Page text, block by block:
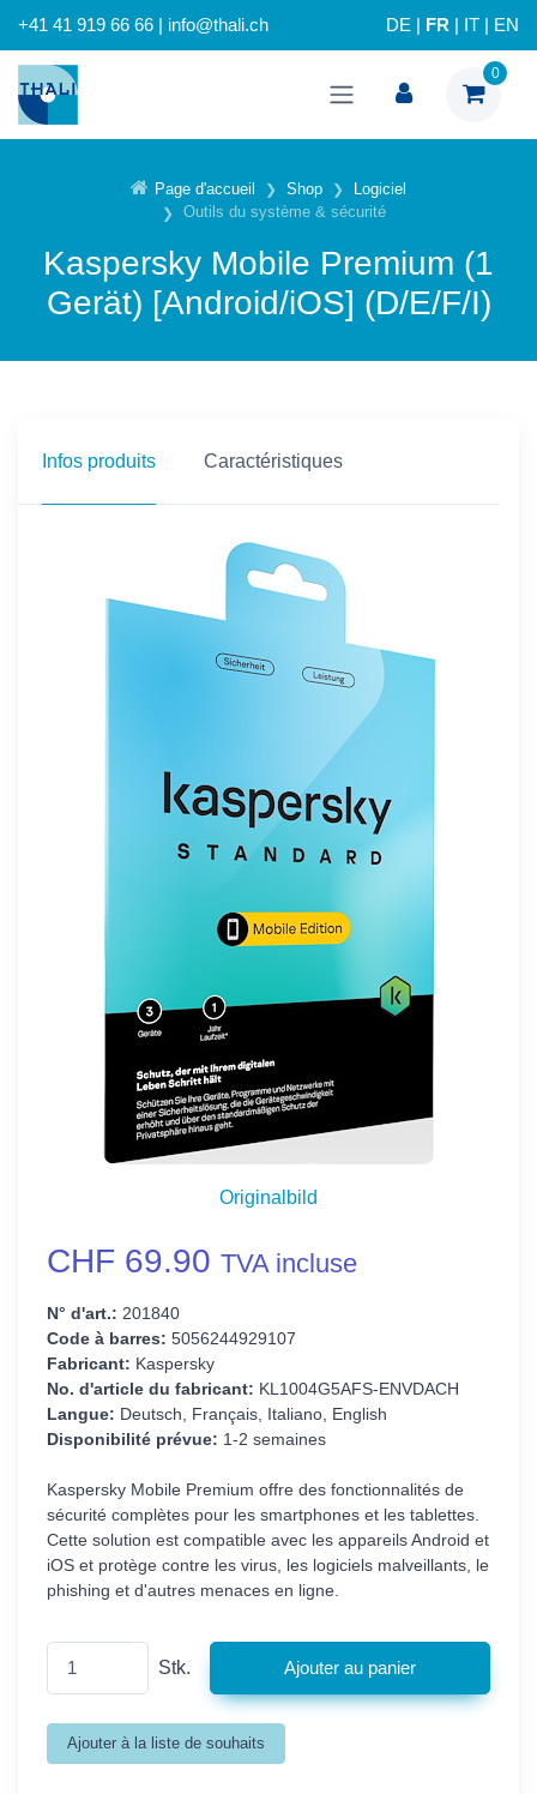
+41 41 919 66 66 | info@thali.ch DE FR IT EN
0
Page d'accueil Shop
Logiciel
Outils du système & sécurité
Kaspersky Mobile Premium (1
Gerät) [Android/iOS] (D/E/F/I)
Infos produits Caractéristiques
Originalbild
CHF 69.90 TVA incluse
N° d'art.: 201840
Code à barres: 5056244929107
Fabricant: Kaspersky
No. d'article du fabricant: KL1004G5AFS-ENVDACH
Langue: Deutsch, Français, Italiano, English
Disponibilité prévue: 1-2 semaines
Kaspersky Mobile Premium offre des fonctionnalités de
sécurité complètes pour les smartphones et les tablettes.
Cette solution est compatible avec les appareils Android et
iOS et protège contre les virus, les logiciels malveillants, le
phishing et d'autres menaces en ligne.
Stk.